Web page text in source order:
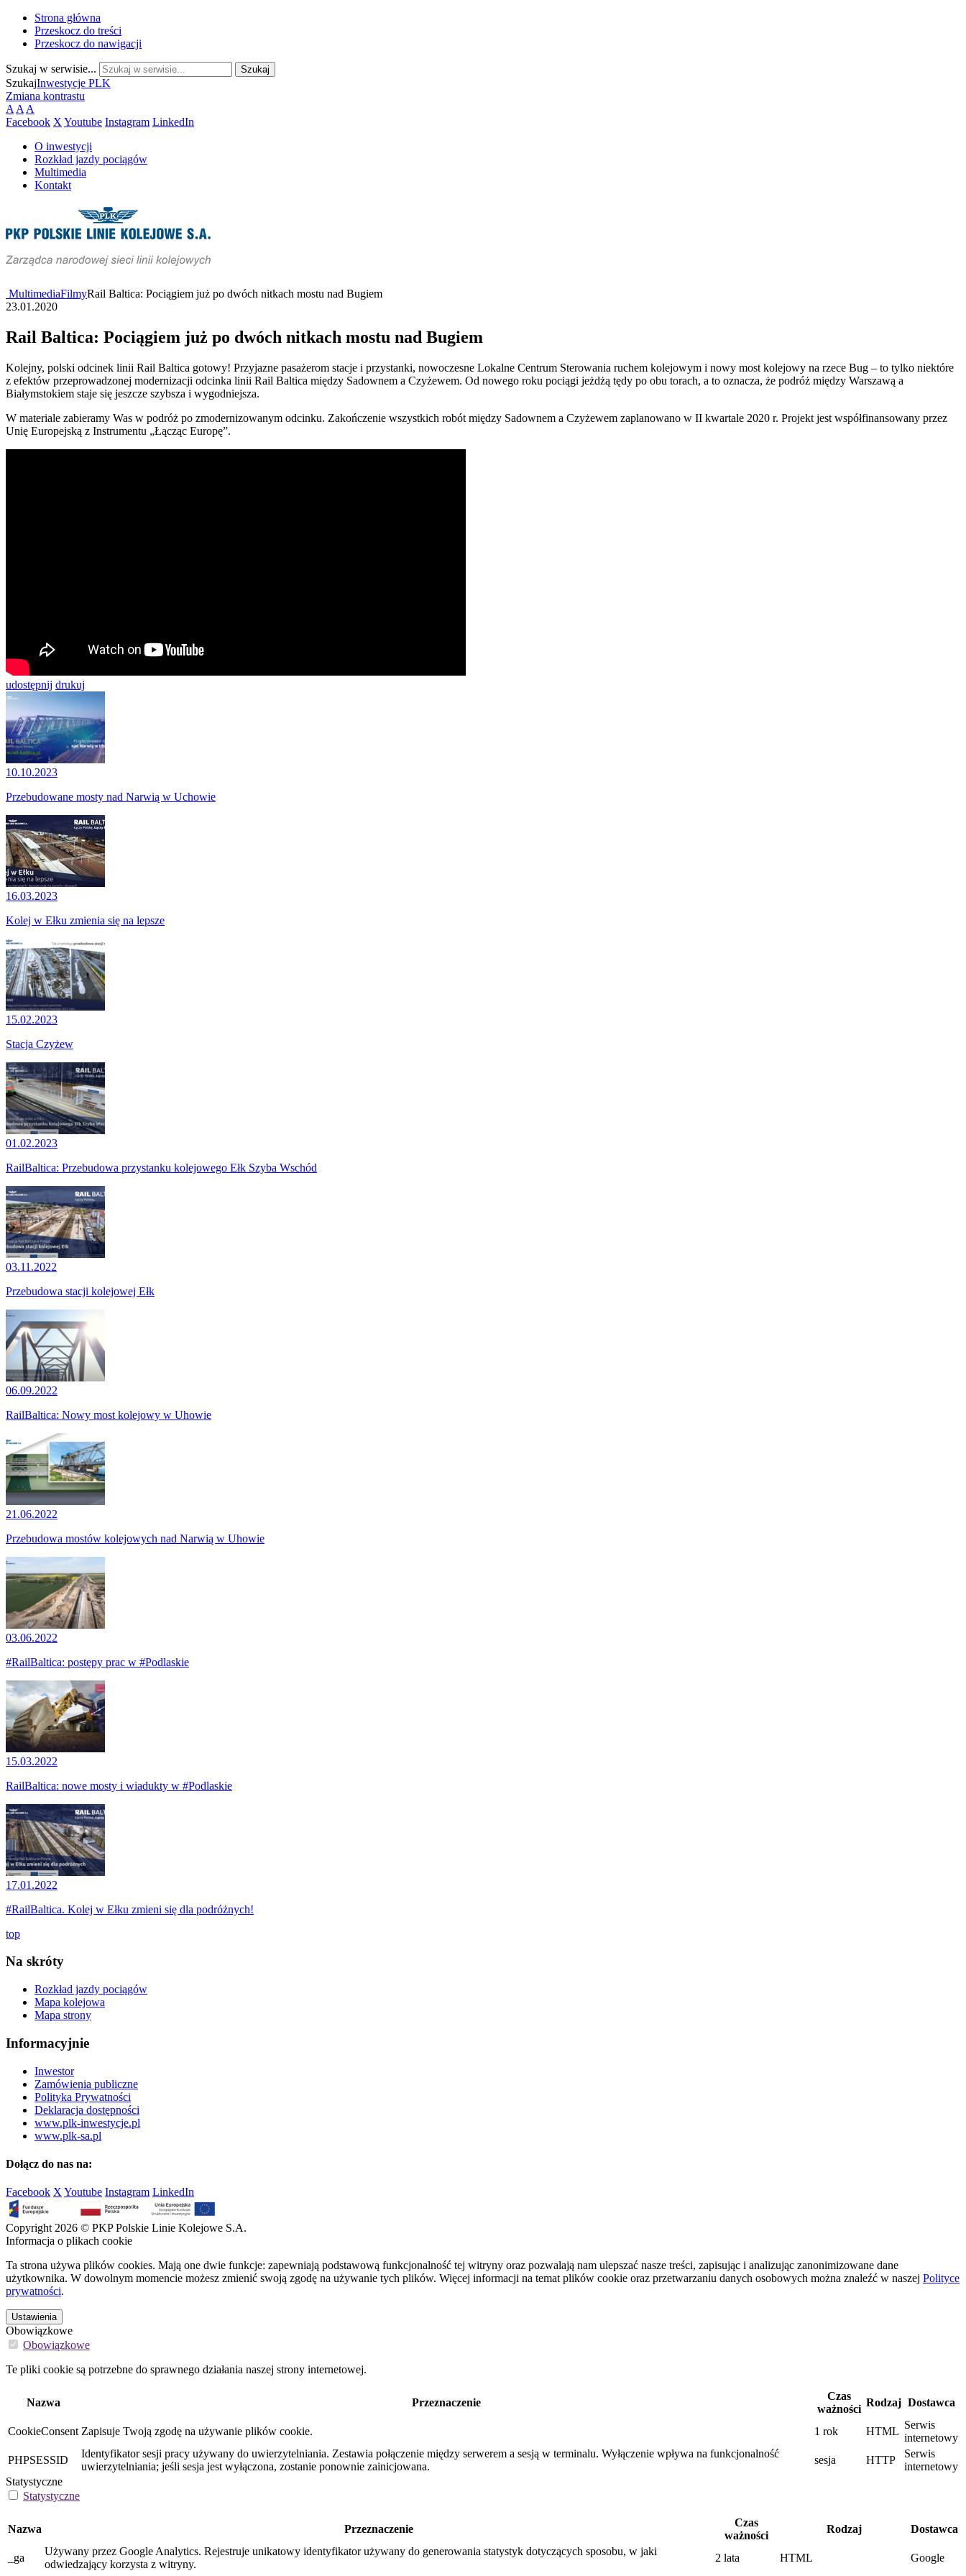
Strona główna
Przeskocz do treści
Przeskocz do nawigacji
Szukaj w serwisie...
SzukajInwestycje PLK
Zmiana kontrastu
A A A
Facebook X Youtube Instagram LinkedIn
O inwestycji
Rozkład jazdy pociągów
Multimedia
Kontakt
MultimediaFilmyRail Baltica: Pociągiem już po dwóch nitkach mostu nad Bugiem
23.01.2020
Rail Baltica: Pociągiem już po dwóch nitkach mostu nad Bugiem
Kolejny, polski odcinek linii Rail Baltica gotowy! Przyjazne pasażerom stacje i przystanki, nowoczesne Lokalne Centrum Sterowania ruchem kolejowym i nowy most kolejowy na rzece Bug – to tylko niektóre
z efektów przeprowadzonej modernizacji odcinka linii Rail Baltica między Sadownem a Czyżewem. Od nowego roku pociągi jeżdżą tędy po obu torach, a to oznacza, że podróż między Warszawą a
Białymstokiem staje się jeszcze szybsza i wygodniejsza.
W materiale zabieramy Was w podróż po zmodernizowanym odcinku. Zakończenie wszystkich robót między Sadownem a Czyżewem zaplanowano w II kwartale 2020 r. Projekt jest współfinansowany przez
Unię Europejską z Instrumentu „Łącząc Europę”.
udostępnij drukuj
10.10.2023
Przebudowane mosty nad Narwią w Uchowie
16.03.2023
Kolej w Ełku zmienia się na lepsze
15.02.2023
Stacja Czyżew
01.02.2023
RailBaltica: Przebudowa przystanku kolejowego Ełk Szyba Wschód
03.11.2022
Przebudowa stacji kolejowej Ełk
06.09.2022
RailBaltica: Nowy most kolejowy w Uhowie
21.06.2022
Przebudowa mostów kolejowych nad Narwią w Uhowie
03.06.2022
#RailBaltica: postępy prac w #Podlaskie
15.03.2022
RailBaltica: nowe mosty i wiadukty w #Podlaskie
17.01.2022
#RailBaltica. Kolej w Ełku zmieni się dla podróżnych!
top
Na skróty
Rozkład jazdy pociągów
Mapa kolejowa
Mapa strony
Informacyjnie
Inwestor
Zamówienia publiczne
Polityka Prywatności
Deklaracja dostępności
www.plk-inwestycje.pl
www.plk-sa.pl
Dołącz do nas na:
Facebook X Youtube Instagram LinkedIn
Copyright 2026 © PKP Polskie Linie Kolejowe S.A.
Informacja o plikach cookie
Ta strona używa plików cookies. Mają one dwie funkcje: zapewniają podstawową funkcjonalność tej witryny oraz pozwalają nam ulepszać nasze treści, zapisując i analizując zanonimizowane dane
użytkownika. W dowolnym momencie możesz zmienić swoją zgodę na używanie tych plików. Więcej informacji na temat plików cookie oraz przetwarzaniu danych osobowych można znaleźć w naszej Polityce
prywatności.
Ustawienia
Obowiązkowe
Obowiązkowe
Te pliki cookie są potrzebne do sprawnego działania naszej strony internetowej.
Nazwa Przeznaczenie
Czas
ważności
Rodzaj Dostawca
CookieConsent Zapisuje Twoją zgodę na używanie plików cookie. 1 rok HTML
Serwis
internetowy
PHPSESSID
Identyfikator sesji pracy używany do uwierzytelniania. Zestawia połączenie między serwerem a sesją w terminalu. Wyłączenie wpływa na funkcjonalność
uwierzytelniania; jeśli sesja jest wyłączona, zostanie ponownie zainicjowana.
sesja HTTP
Serwis
internetowy
Statystyczne
Statystyczne
Nazwa Przeznaczenie
Czas
ważności
Rodzaj Dostawca
_ga
Używany przez Google Analytics. Rejestruje unikatowy identyfikator używany do generowania statystyk dotyczących sposobu, w jaki
odwiedzający korzysta z witryny.
2 lata HTML
Google